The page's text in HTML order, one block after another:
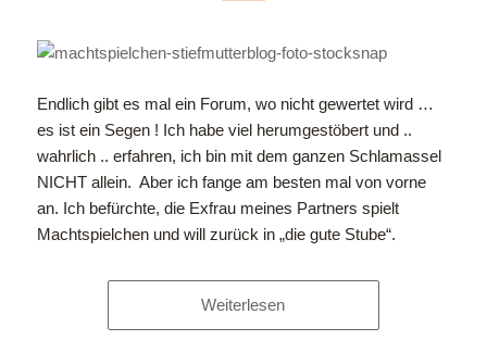
Endlich gibt es mal ein Forum, wo nicht gewertet wird …
es ist ein Segen ! Ich habe viel herumgestöbert und ..
wahrlich .. erfahren, ich bin mit dem ganzen Schlamassel
NICHT allein. Aber ich fange am besten mal von vorne
an. Ich befürchte, die Exfrau meines Partners spielt
Machtspielchen und will zurück in „die gute Stube“.
Weiterlesen